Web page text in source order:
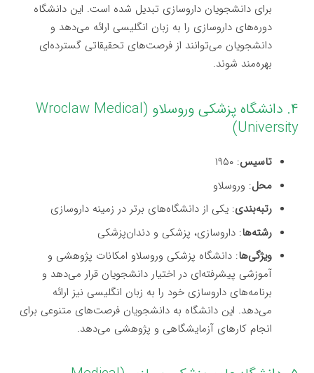
برای دانشجویان داروسازی تبدیل شده است. این دانشگاه
دوره‌های داروسازی را به زبان انگلیسی ارائه می‌دهد و
دانشجویان می‌توانند از فرصت‌های تحقیقاتی گسترده‌ای
بهره‌مند شوند.
۴. دانشگاه پزشکی وروسلاو (Wroclaw Medical
University)
تاسیس: ۱۹۵۰
محل: وروسلاو
رتبه‌بندی: یکی از دانشگاه‌های برتر در زمینه داروسازی
رشته‌ها: داروسازی، پزشکی و دندان‌پزشکی
ویژگی‌ها: دانشگاه پزشکی وروسلاو امکانات پژوهشی و
آموزشی پیشرفته‌ای در اختیار دانشجویان قرار می‌دهد و
برنامه‌های داروسازی خود را به زبان انگلیسی نیز ارائه
می‌دهد. این دانشگاه به دانشجویان فرصت‌های متنوعی برای
انجام کارهای آزمایشگاهی و پژوهشی می‌دهد.